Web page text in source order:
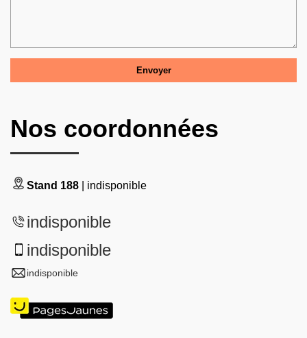
Nos coordonnées
Stand 188 | indisponible
indisponible
indisponible
indisponible